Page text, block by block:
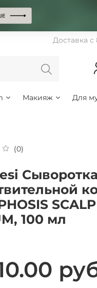
Доставка с
Макияж Для
(0)
100 мл